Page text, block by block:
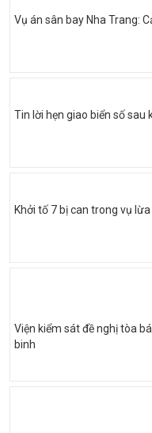
Vụ án sân bay Nha Trang:
Tin lời hẹn giao biển số sau
Khởi tố 7 bị can trong vụ
Viện kiểm sát đề nghị tòa
binh